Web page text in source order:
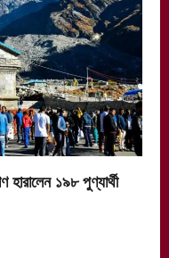
হারালেন ১৯৮ পুণ্যার্থী